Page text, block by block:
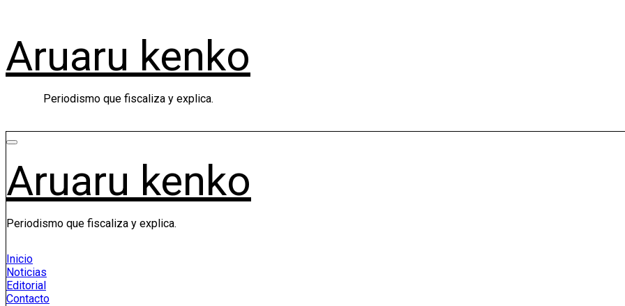
contenido
Aruaru kenko
Periodismo que fiscaliza y explica.
Aruaru kenko
Periodismo que fiscaliza y explica.
Inicio
Noticias
Editorial
Contacto